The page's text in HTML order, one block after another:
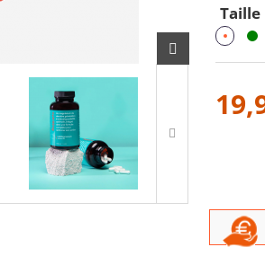
Taille